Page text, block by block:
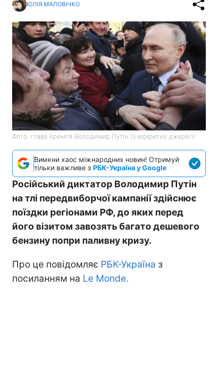
ЮЛІЯ МАЛОВІЧКО
Фото: глава Кремля Володимир Путін (з відкритих джерел)
Вимкни хаос міжнародних новин! Отримуй
тільки важливе з РБК-Україна у Google
Російський диктатор Володимир Путін
на тлі передвиборчої кампанії здійснює
поїздки регіонами РФ, до яких перед
його візитом завозять багато дешевого
бензину попри паливну кризу.
Про це повідомляє РБК-Україна з
посиланням на Le Monde.